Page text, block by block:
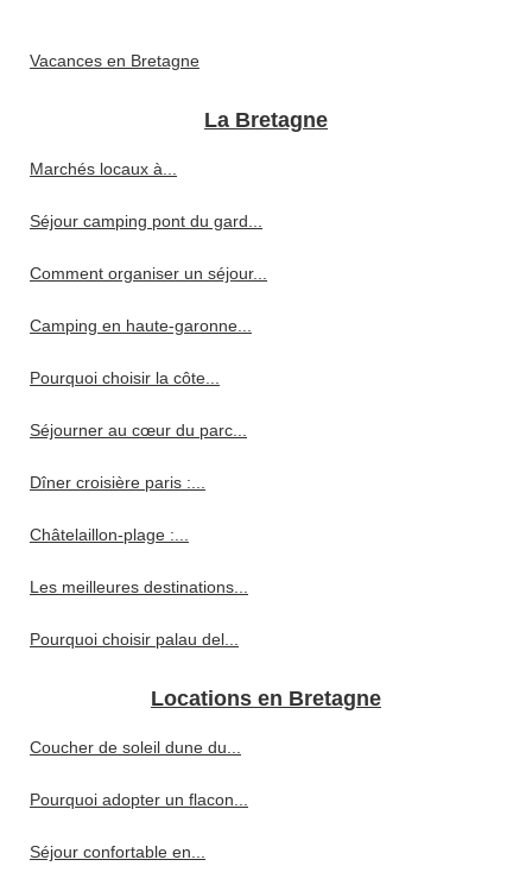
Vacances en Bretagne
La Bretagne
Marchés locaux à...
Séjour camping pont du gard...
Comment organiser un séjour...
Camping en haute-garonne...
Pourquoi choisir la côte...
Séjourner au cœur du parc...
Dîner croisière paris :...
Châtelaillon-plage :...
Les meilleures destinations...
Pourquoi choisir palau del...
Locations en Bretagne
Coucher de soleil dune du...
Pourquoi adopter un flacon...
Séjour confortable en...